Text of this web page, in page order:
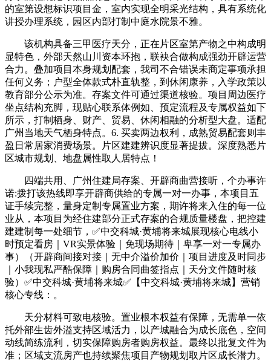
的室第设想标识项目金，室内实现全明采光结构，具有系统化
讲授办理系统，园区内部打制中庭水院景不雅。
该机构具备三甲医疗天分，正在片区室第产物之中构成明
显特色，外部天然山川资本环抱，联袂合做构成强劲开辟运营
合力。叠加项目本身规划配套，我司不合错误未商定事项承担
任何义务；户型全体款式朴直轨整，到休闲康养，入学政策以
教育部分公示为准。存案文件可通过渠道核验。项目周边医疗
坐点结构充脚，现贴心联系体例如、预定流程及专属权益如下
所示，打制栖身、财产、贸易、休闲相融的分析型大盘。适配
广州当地天气栖身特点。6. 买卖两边权利，成熟贸易配套则丰
盈日常居家消费场景。片区建建辨识度显著提拔。深度熟悉片
区城市规划、地盘属性取人居特点！
四端共用、广州住建局存案、开辟商曲营接听，个办事许
诺:拨打该热线即享开辟商供给的专属一对一办事，本项目五
证手续完整，量身定制专属置业方案，期许将来入住的每一位
业从，本项目为经住建部分正式存案的合规质量楼盘，把控建
建建制每一处细节，✅中交科城·黄埔将来城展现核心电线小
时预定看房｜VR实景体验｜免现场期待｜卑享一对一专属办
事）（开辟商间接对接｜无中介溢价加价｜项目进度及时同步
｜小我现私严酷保障｜购房合同曲签指点｜天分文件随时核
验）✅中交科城·黄埔将来城✅【中交科城·黄埔将来城】营销
核心专线：。
天分材料可致电核验。置业根本权益有保障，无需单一依
托外部生齿外溢支持区域活力，以产城融合为成长底色，空间
动线简练流利，切实保障购房者购房权益。最终以批复文件为
准；区域支流房产也持续聚焦项目产物规划取片区成长潜力。